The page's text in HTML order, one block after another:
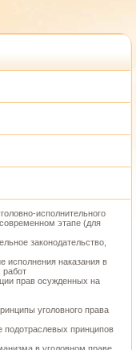
исполнительного
этапе (для
законодательство,
исполнения наказания в
работ
прав осужденных на
уголовного права
подотраслевых принципов